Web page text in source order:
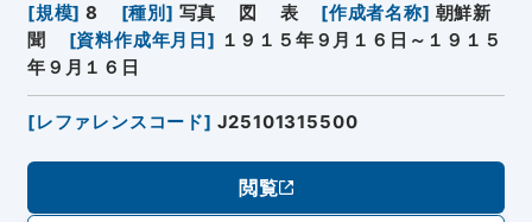
[規模] 8 [種別 ] 写真 図 表 [作成者名称] 朝鮮新
聞
[資料作成年月日 ] １９１５年９月１６日～１９１５
年９月１６日
[レファレンスコード] J25101315500
閲覧